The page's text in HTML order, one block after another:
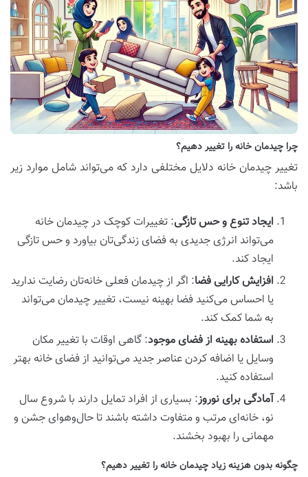
چرا چیدمان خانه را تغییر دهیم؟
تغییر چیدمان خانه دلایل مختلفی دارد که می‌تواند شامل موارد زیر
باشد:
ایجاد تنوع و حس تازگی: تغییرات کوچک در چیدمان خانه
می‌تواند انرژی جدیدی به فضای زندگی‌تان بیاورد و حس تازگی
ایجاد کند.
افزایش کارایی فضا: اگر از چیدمان فعلی خانه‌تان رضایت ندارید
یا احساس می‌کنید فضا بهینه نیست، تغییر چیدمان می‌تواند
به شما کمک کند.
استفاده بهینه از فضای موجود: گاهی اوقات با تغییر مکان
وسایل یا اضافه کردن عناصر جدید می‌توانید از فضای خانه بهتر
استفاده کنید.
آمادگی برای نوروز: بسیاری از افراد تمایل دارند با شروع سال
نو، خانه‌ای مرتب و متفاوت داشته باشند تا حال‌وهوای جشن و
مهمانی را بهبود بخشند.
چگونه بدون هزینه زیاد چیدمان خانه را تغییر دهیم؟